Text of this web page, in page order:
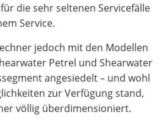
die sehr seltenen Servicefälle
Service.
jedoch mit den Modellen
Petrel und Shearwater
angesiedelt – und wohl
zur Verfügung stand,
völlig überdimensioniert.